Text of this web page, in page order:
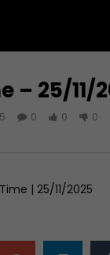
– 25/11/
0 0 0
| 25/11/2025